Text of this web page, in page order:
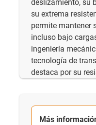
deslizamiento, su
su extrema
permite mantener
incluso bajo
ingeniería
tecnología de
destaca por su
Más